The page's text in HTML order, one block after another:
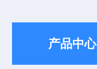
产品中心